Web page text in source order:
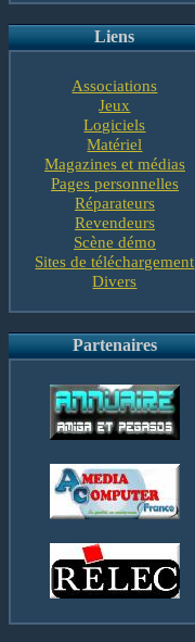
Liens
Associations
Jeux
Logiciels
Matériel
Magazines et médias
Pages personnelles
Réparateurs
Revendeurs
Scène démo
Sites de téléchargement
Divers
Partenaires